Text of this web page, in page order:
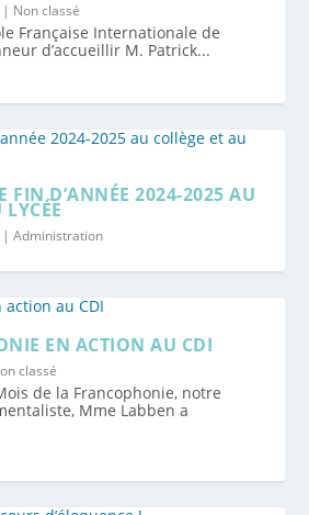
| Non classé
Française Internationale de
d’accueillir M. Patrick...
FIN D’ANNÉE 2024-2025 AU
|Administration
EN ACTION AU CDI
classé
de la Francophonie, notre
Mme Labben a